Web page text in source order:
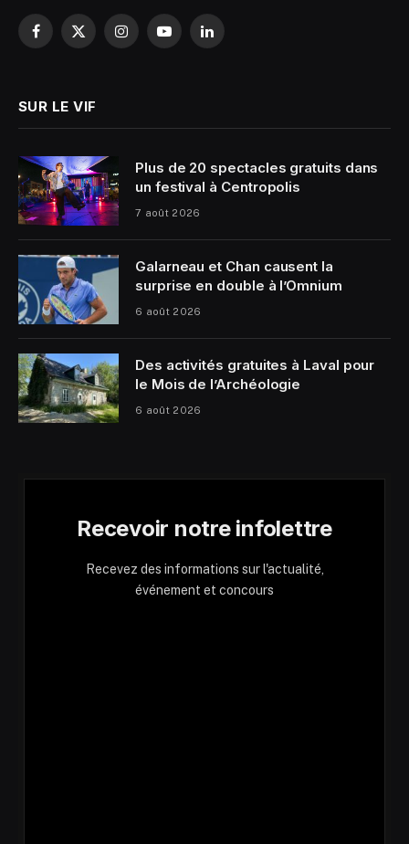
Facebook
X
InstagramYouTubeLinkedIn
SUR LE VIF
Plus de 20 spectacles gratuits dans
un festival à Centropolis
7 août 2026
Galarneau et Chan causent la
surprise en double à l’Omnium
6 août 2026
Des activités gratuites à Laval pour
le Mois de l’Archéologie
6 août 2026
Recevoir notre infolettre
Recevez des informations sur l'actualité,
événement et concours